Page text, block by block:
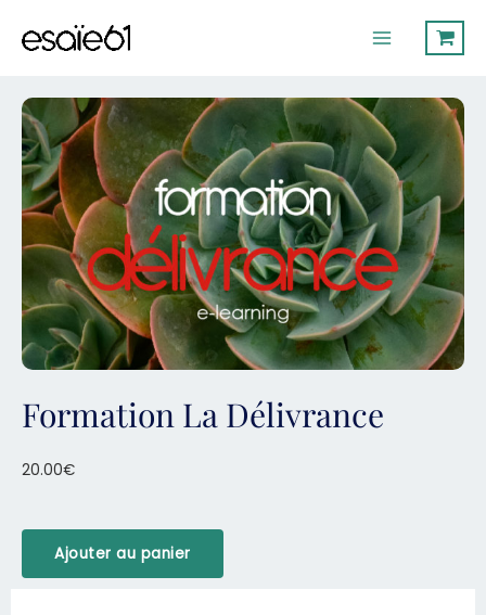
contenu
Menu
Formation La Délivrance
20.00€
quantité
Formation
Ajouter au panier